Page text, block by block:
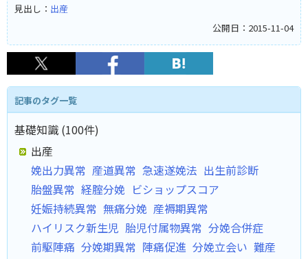
見出し： 出産
公開日：2015-11-04
記事のタグ一覧
基礎知識 (100件)
出産
娩出力異常 産道異常 急速遂娩法 出生前診断
胎盤異常 経腟分娩 ビショップスコア
妊娠持続異常 無痛分娩 産褥期異常
ハイリスク新生児 胎児付属物異常 分娩合併症
前駆陣痛 分娩期異常 陣痛促進 分娩立会い 難産